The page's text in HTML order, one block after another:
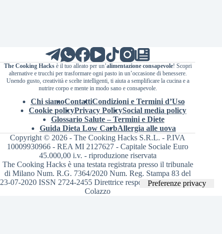
The Cooking Hacksè il tuo alleato per un’alimentazione consapevole! Scopri
alternative e trucchi per trasformare ogni pasto in un’occasione di benessere.
Unendo gusto, creatività e scelte intelligenti, ti aiuta a semplificare la cucina e a
nutrire corpo e mente in modo sano e consapevole.
Chi siamoContattiCondizioni e Termini d’Uso
Cookie policyPrivacy PolicySocial media policy
Glossario Salute – Termini e Diete
Guida Dieta Low CarbAllergia alle uova
Copyright © 2026 - The Cooking Hacks S.R.L. - P.IVA
10009930966 - REA MI 2127627 - Capitale Sociale Euro
45.000,00 i.v. - riproduzione riservata
The Cooking Hacks è una testata registrata presso il tribunale
di Milano Num. R.G. 7364/2020 Num. Reg. Stampa 83 del
23-07-2020 ISSN 2724-2455 Direttrice responsabile Valentina
Colazzo